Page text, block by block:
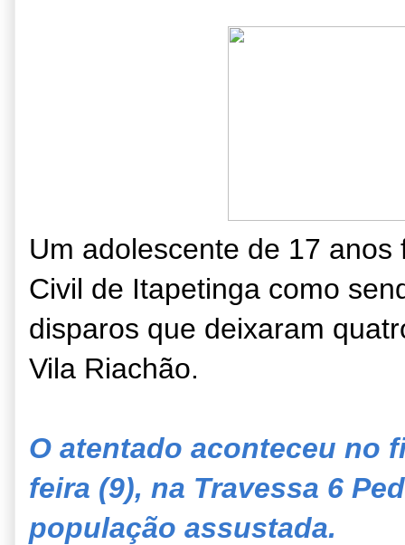
Um adolescente de 17
Civil de Itapetinga como
disparos que deixaram
Vila Riachão.
O atentado aconteceu no
feira (9), na Travessa 6
população assustada.